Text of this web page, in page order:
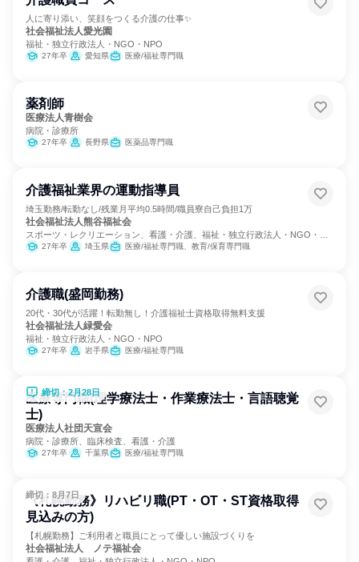
人に寄り添い、笑顔をつくる介護の仕事✨
社会福祉法人愛光園
福祉・独立行政法人・NGO・NPO
27年卒 愛知県 医療/福祉専門職
薬剤師
医療法人青樹会
病院・診療所
27年卒 長野県 医薬品専門職
介護福祉業界の運動指導員
埼玉勤務/転勤なし/残業月平均0.5時間/職員寮自己負担1万
社会福祉法人熊谷福祉会
スポーツ・レクリエーション、看護・介護、福祉・独立行政法人・NGO・
NPO27年卒 埼玉県 医療/福祉専門職、教育/保育専門職
介護職(盛岡勤務)
20代・30代が活躍！転勤無し！介護福祉士資格取得無料支援
社会福祉法人緑愛会
福祉・独立行政法人・NGO・NPO
27年卒 岩手県 医療/福祉専門職
締切：2月28日
医療専門職(理学療法士・作業療法士・言語聴覚
士)
医療法人社団天宣会
病院・診療所、臨床検査、看護・介護
27年卒 千葉県 医療/福祉専門職
締切：8月7日
《札幌勤務》リハビリ職(PT・OT・ST資格取得
見込みの方)
【札幌勤務】ご利用者と職員にとって優しい施設づくりを
社会福祉法人 ノテ福祉会